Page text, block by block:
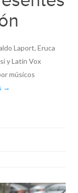
Laport, Eruca
y Latin Vox
músicos
→